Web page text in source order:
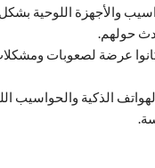
والأجهزة اللوحية
حولهم.
عرضة لصعوبات
الذكية والحواسيب